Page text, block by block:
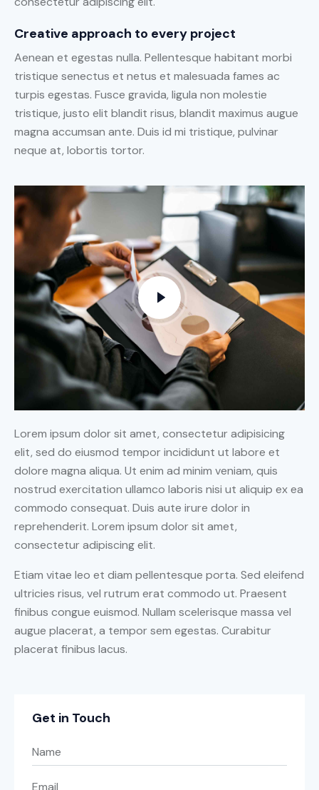
Creative approach to every project
Aenean et egestas nulla. Pellentesque habitant morbi
tristique senectus et netus et malesuada fames ac
turpis egestas. Fusce gravida, ligula non molestie
tristique, justo elit blandit risus, blandit maximus augue
magna accumsan ante. Duis id mi tristique, pulvinar
neque at, lobortis tortor.
Lorem ipsum dolor sit amet, consectetur adipisicing
elit, sed do eiusmod tempor incididunt ut labore et
dolore magna aliqua. Ut enim ad minim veniam, quis
nostrud exercitation ullamco laboris nisi ut aliquip ex ea
commodo consequat. Duis aute irure dolor in
reprehenderit. Lorem ipsum dolor sit amet,
consectetur adipiscing elit.
Etiam vitae leo et diam pellentesque porta. Sed eleifend
ultricies risus, vel rutrum erat commodo ut. Praesent
finibus congue euismod. Nullam scelerisque massa vel
augue placerat, a tempor sem egestas. Curabitur
placerat finibus lacus.
Get in Touch